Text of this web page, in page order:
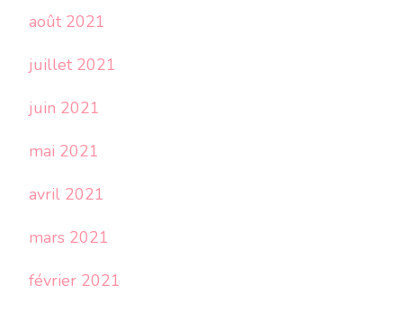
août 2021
juillet 2021
juin 2021
mai 2021
avril 2021
mars 2021
février 2021